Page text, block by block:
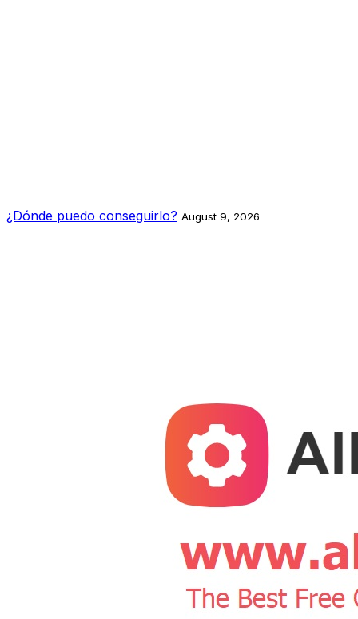
¿Dónde puedo conseguirlo? August 9, 2026